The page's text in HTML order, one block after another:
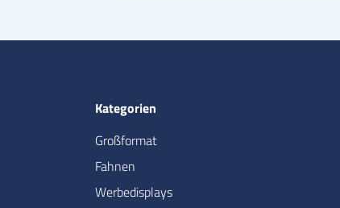
Kategorien
Großformat
Fahnen
Werbedisplays